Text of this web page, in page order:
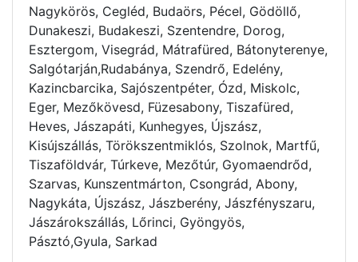
Nagykörös, Cegléd, Budaörs, Pécel, Gödöllő,
Dunakeszi, Budakeszi, Szentendre, Dorog,
Esztergom, Visegrád, Mátrafüred, Bátonyterenye,
Salgótarján,Rudabánya, Szendrő, Edelény,
Kazincbarcika, Sajószentpéter, Ózd, Miskolc,
Eger, Mezőkövesd, Füzesabony, Tiszafüred,
Heves, Jászapáti, Kunhegyes, Újszász,
Kisújszállás, Törökszentmiklós, Szolnok, Martfű,
Tiszaföldvár, Túrkeve, Mezőtúr, Gyomaendrőd,
Szarvas, Kunszentmárton, Csongrád, Abony,
Nagykáta, Újszász, Jászberény, Jászfényszaru,
Jászárokszállás, Lőrinci, Gyöngyös,
Pásztó,Gyula, Sarkad